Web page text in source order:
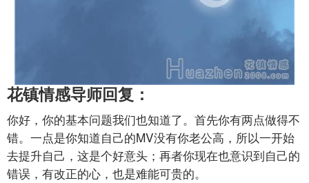
花镇情感导师回复：
你好，你的基本问题我们也知道了。首先你有两点做得不
错。一点是你知道自己的MV没有你老公高，所以一开始
去提升自己，这是个好意头；再者你现在也意识到自己的
错误，有改正的心，也是难能可贵的。